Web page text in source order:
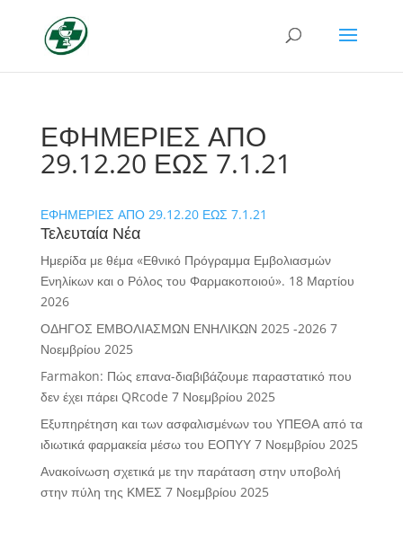
ΕΦΗΜΕΡΙΕΣ ΑΠΟ
29.12.20 ΕΩΣ 7.1.21
ΕΦΗΜΕΡΙΕΣ ΑΠΟ 29.12.20 ΕΩΣ 7.1.21
Τελευταία Νέα
Ημερίδα με θέμα «Εθνικό Πρόγραμμα Εμβολιασμών
Ενηλίκων και ο Ρόλος του Φαρμακοποιού». 18 Μαρτίου
2026
ΟΔΗΓΟΣ ΕΜΒΟΛΙΑΣΜΩΝ ΕΝΗΛΙΚΩΝ 2025 -2026 7
Νοεμβρίου 2025
Farmakon: Πώς επανα-διαβιβάζουμε παραστατικό που
δεν έχει πάρει QRcode 7 Νοεμβρίου 2025
Εξυπηρέτηση και των ασφαλισμένων του ΥΠΕΘΑ από τα
ιδιωτικά φαρμακεία μέσω του ΕΟΠΥΥ 7 Νοεμβρίου 2025
Ανακοίνωση σχετικά με την παράταση στην υποβολή
στην πύλη της ΚΜΕΣ 7 Νοεμβρίου 2025